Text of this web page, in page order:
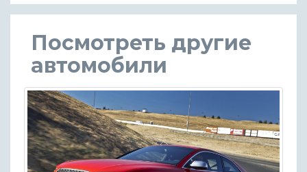
Посмотреть другие
автомобили